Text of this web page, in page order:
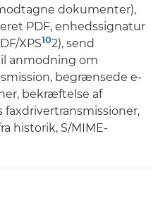
dokumenter),
PDF, enhedssignatur
XPS102), send
anmodning om
begrænsede e-
bekræftelse af
historik, S/MIME-